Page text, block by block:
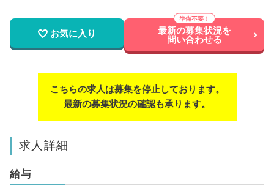
お気に入り 最新の募集状況を
問い合わせる
こちらの求人は募集を停止しております。
最新の募集状況の確認も承ります。
求人詳細
給与